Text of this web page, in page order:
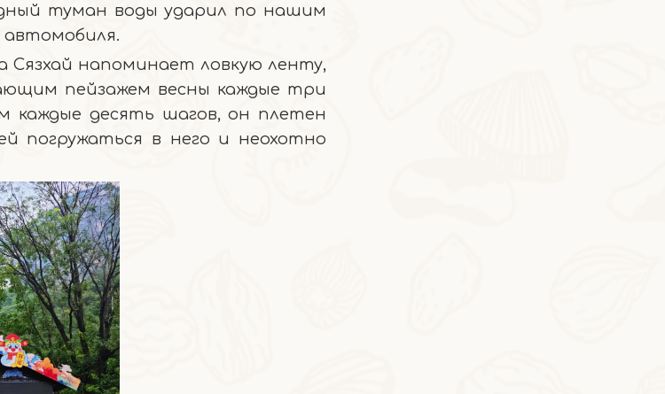
туман воды ударил по нашим
автомобиля.
Сязхай напоминает ловкую ленту,
пейзажем весны каждые три
каждые десять шагов, он плетен
погружаться в него и неохотно